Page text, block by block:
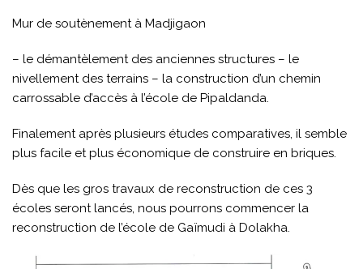
Mur de soutènement à Madjigaon
– le démantèlement des anciennes structures – le
nivellement des terrains – la construction d’un chemin
carrossable d’accès à l’école de Pipaldanda.
Finalement après plusieurs études comparatives, il semble
plus facile et plus économique de construire en briques.
Dès que les gros travaux de reconstruction de ces 3
écoles seront lancés, nous pourrons commencer la
reconstruction de l’école de Gaïmudi à Dolakha.